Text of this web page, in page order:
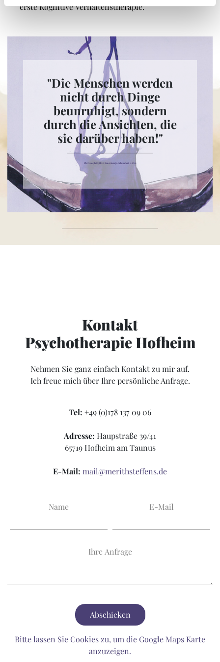
erste Kognitive Verhaltenstherapie.
"Die Menschen werden
nicht durch Dinge
beunruhigt, sondern
durch die Ansichten, die
sie darüber haben!"
Philosoph Epiktet im ersten Jahrhundert n. Chr.
Kontakt
Psychotherapie Hofheim
Nehmen Sie ganz einfach Kontakt zu mir auf.
Ich freue mich über Ihre persönliche Anfrage.
Tel: +49 (0)178 137 09 06
Adresse: Haupstraße 39/41
65719 Hofheim am Taunus
E-Mail: mail@merithsteffens.de
Name E-Mail
Ihre Anfrage
Bitte lassen Sie Cookies zu, um die Google Maps Karte
anzuzeigen.